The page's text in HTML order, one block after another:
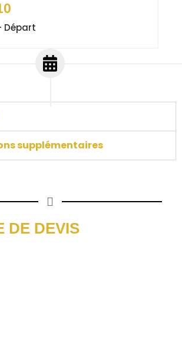
Départ
supplémentaires
DE DEVIS